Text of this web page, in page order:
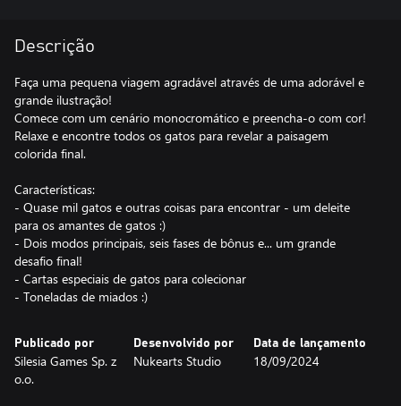
Descrição
Faça uma pequena viagem agradável através de uma adorável e
grande ilustração!
Comece com um cenário monocromático e preencha-o com cor!
Relaxe e encontre todos os gatos para revelar a paisagem
colorida final.
Características:
- Quase mil gatos e outras coisas para encontrar - um deleite
para os amantes de gatos :)
- Dois modos principais, seis fases de bônus e... um grande
desafio final!
- Cartas especiais de gatos para colecionar
- Toneladas de miados :)
Publicado por
Silesia Games Sp. z
o.o.
Desenvolvido por
Nukearts Studio
Data de lançamento
18/09/2024